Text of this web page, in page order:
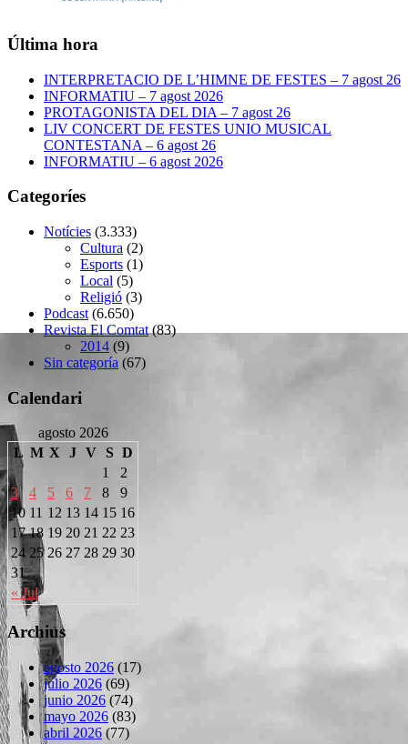
Última hora
INTERPRETACIO DE L’HIMNE DE FESTES – 7 agost 26
INFORMATIU – 7 agost 2026
PROTAGONISTA DEL DIA – 7 agost 26
LIV CONCERT DE FESTES UNIO MUSICAL
CONTESTANA – 6 agost 26
INFORMATIU – 6 agost 2026
Categoríes
Notícies (3.333)
Cultura (2)
Esports (1)
Local (5)
Religió (3)
Podcast (6.650)
Revista El Comtat(83)
2014 (9)
Sin categoría (67)
Calendari
agosto 2026
L M X J V S D
« Jul
1
2
3
4 5 6 7 8
9
10 11 12 13 14 15 16
17 18 19 20 21 22 23
24 25 26 27 28 29 30
31
Archius
agosto 2026 (17)
julio 2026 (69)
junio 2026 (74)
mayo 2026 (83)
abril 2026 (77)